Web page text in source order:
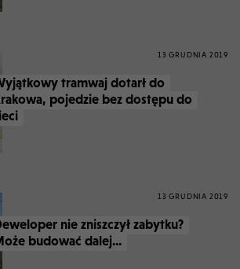
13 GRUDNIA 2019
tramwaj dotarł do
pojedzie bez dostępu do
13 GRUDNIA 2019
nie zniszczył zabytku?
budować dalej...